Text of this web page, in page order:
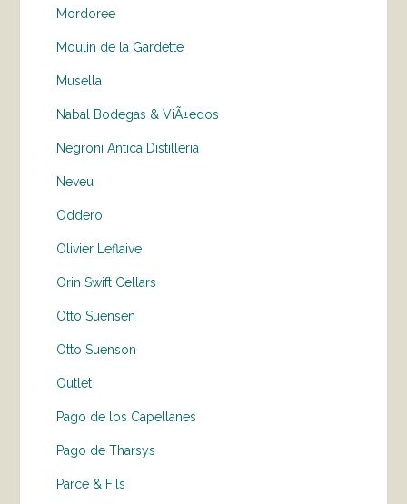
Mordoree
Moulin de la Gardette
Musella
Nabal Bodegas & ViÃ±edos
Negroni Antica Distilleria
Neveu
Oddero
Olivier Leflaive
Orin Swift Cellars
Otto Suensen
Otto Suenson
Outlet
Pago de los Capellanes
Pago de Tharsys
Parce & Fils